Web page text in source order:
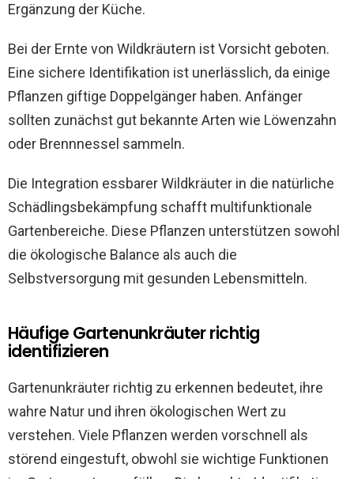
Ergänzung der Küche.
Bei der Ernte von Wildkräutern ist Vorsicht geboten.
Eine sichere Identifikation ist unerlässlich, da einige
Pflanzen giftige Doppelgänger haben. Anfänger
sollten zunächst gut bekannte Arten wie Löwenzahn
oder Brennnessel sammeln.
Die Integration essbarer Wildkräuter in die natürliche
Schädlingsbekämpfung schafft multifunktionale
Gartenbereiche. Diese Pflanzen unterstützen sowohl
die ökologische Balance als auch die
Selbstversorgung mit gesunden Lebensmitteln.
Häufige Gartenunkräuter richtig
identifizieren
Gartenunkräuter richtig zu erkennen bedeutet, ihre
wahre Natur und ihren ökologischen Wert zu
verstehen. Viele Pflanzen werden vorschnell als
störend eingestuft, obwohl sie wichtige Funktionen